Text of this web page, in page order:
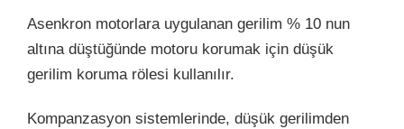
Asenkron motorlara uygulanan gerilim % 10 nun
altına düştüğünde motoru korumak için düşük
gerilim koruma rölesi kullanılır.
Kompanzasyon sistemlerinde, düşük gerilimden